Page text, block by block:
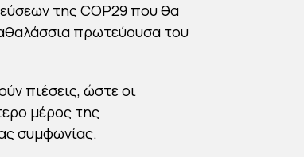
της COP29 που θα
πρωτεύουσα του
πιέσεις, ώστε οι
μέρος της
συμφωνίας.